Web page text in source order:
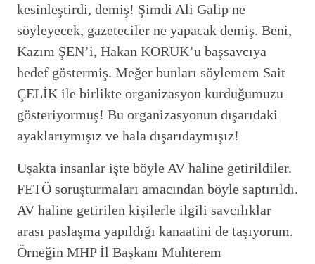
kesinleştirdi, demiş! Şimdi Ali Galip ne
söyleyecek, gazeteciler ne yapacak demiş. Beni,
Kazım ŞEN’i, Hakan KORUK’u başsavcıya
hedef göstermiş. Meğer bunları söylemem Sait
ÇELİK ile birlikte organizasyon kurduğumuzu
gösteriyormuş! Bu organizasyonun dışarıdaki
ayaklarıymışız ve hala dışarıdaymışız!
Uşakta insanlar işte böyle AV haline getirildiler.
FETÖ soruşturmaları amacından böyle saptırıldı.
AV haline getirilen kişilerle ilgili savcılıklar
arası paslaşma yapıldığı kanaatini de taşıyorum.
Örneğin MHP İl Başkanı Muhterem